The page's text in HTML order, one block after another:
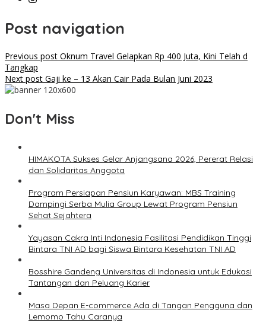
Post navigation
Previous post Oknum Travel Gelapkan Rp 400 Juta, Kini Telah d
Tangkap
Next post Gaji ke – 13 Akan Cair Pada Bulan Juni 2023
Don't Miss
HIMAKOTA Sukses Gelar Anjangsana 2026, Pererat Relasi
dan Solidaritas Anggota
Program Persiapan Pensiun Karyawan: MBS Training
Dampingi Serba Mulia Group Lewat Program Pensiun
Sehat Sejahtera
Yayasan Cakra Inti Indonesia Fasilitasi Pendidikan Tinggi
Bintara TNI AD bagi Siswa Bintara Kesehatan TNI AD
Bosshire Gandeng Universitas di Indonesia untuk Edukasi
Tantangan dan Peluang Karier
Masa Depan E-commerce Ada di Tangan Pengguna dan
Lemomo Tahu Caranya